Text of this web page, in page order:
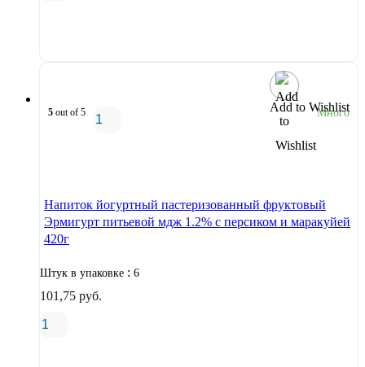
Add to Wishlist
5 out of 5 Много
Напиток йогуртный пастеризованный фруктовый
Эрмигурт питьевой мдж 1.2% с персиком и маракуйей
420г
Штук в упаковке : 6
101,75 руб.